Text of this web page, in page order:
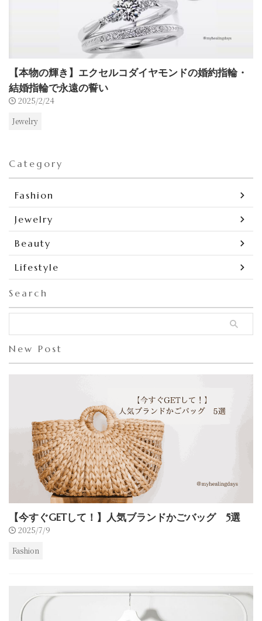
【本物の輝き】エクセルコダイヤモンドの婚約指輪・
結婚指輪で永遠の誓い
2025/2/24
Jewelry
Category
Fashion
Jewelry
Beauty
Lifestyle
Search
New Post
【今すぐGETして！】人気ブランドかごバッグ 5選
2025/7/9
Fashion